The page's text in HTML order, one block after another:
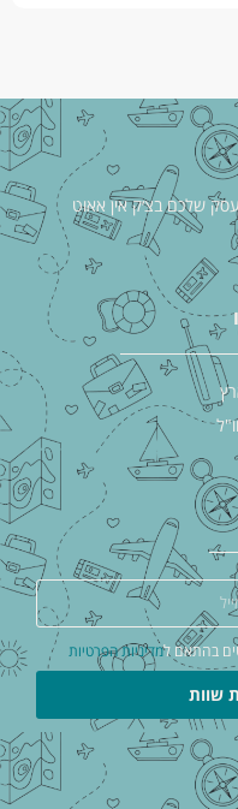
שלכם בצ׳ק אין אאוט
בהתאם למדיניות הפרטיות
שוות